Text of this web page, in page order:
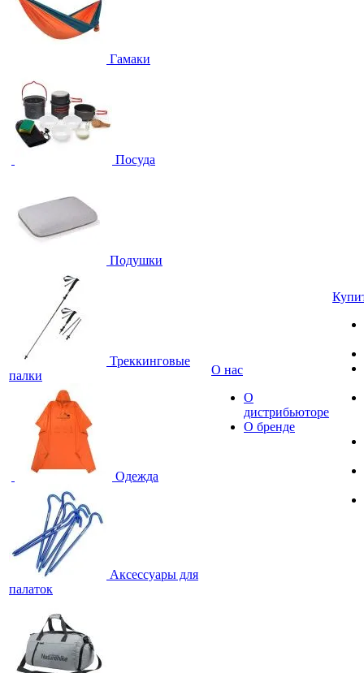
Гамаки
Посуда
Подушки
Треккинговые
палки
Одежда
Аксессуары для
палаток
О нас
О
дистрибьюторе
О бренде